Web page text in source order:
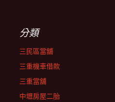
分類
三民區當舖
三重機車借款
三重當舖
中壢房屋二胎